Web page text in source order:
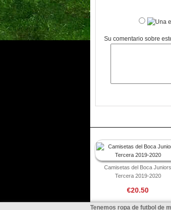
Su comentario sobre
Camisetas del Boca Juniors
Tercera 2019-2020
€20.50
Tenemos ropa de futbol de